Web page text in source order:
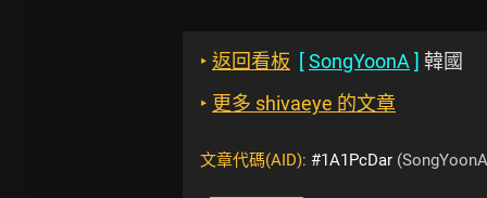
‣ 返回看板 [SongYoonA ] 韓國
‣ 更多 shivaeye 的文章
文章代碼(AID): #1A1PcDar